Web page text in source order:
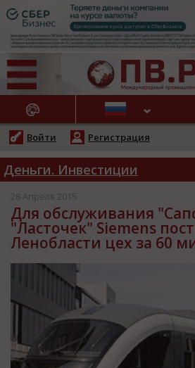
НОВОСТИ
Войти Регистрация
Деньги. Инвестиции
28 Апреля 2015
Для обслуживания
"Ласточек" Siemens
Ленобласти цех за 60